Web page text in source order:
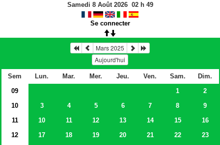
Samedi 8 Août 2026 02h 49
Se connecter
Mars 2025
Aujourd'hui
Sem Lun. Mar. Mer. Jeu. Ven. Sam.
Dim.
09
1
2
10
3 4 5 6 7 8
9
11
10 11 12 13 14 15
16
12
17 18 19 20 21 22
23